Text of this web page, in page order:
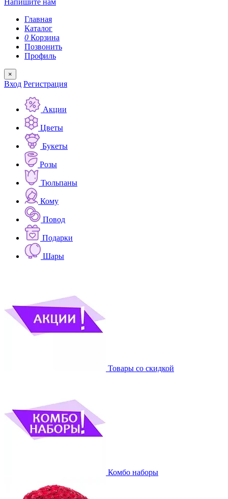
Напишите нам
Главная
Каталог
0 Корзина
Позвонить
Профиль
×
Вход Регистрация
Акции
Цветы
Букеты
Розы
Тюльпаны
Кому
Повод
Подарки
Шары
Товары со скидкой
Комбо наборы